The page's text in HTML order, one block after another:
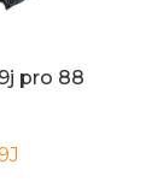
pro 88